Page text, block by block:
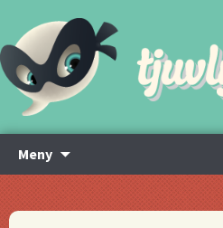
Meny
innehåll